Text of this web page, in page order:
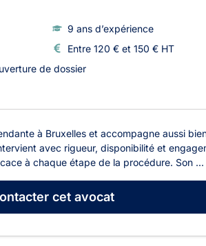
9 ans d’expérience
Entre 120 € et 150 € HT
de dossier
à Bruxelles et accompagne aussi
avec rigueur, disponibilité et
à chaque étape de la procédure. Son ...
cet avocat